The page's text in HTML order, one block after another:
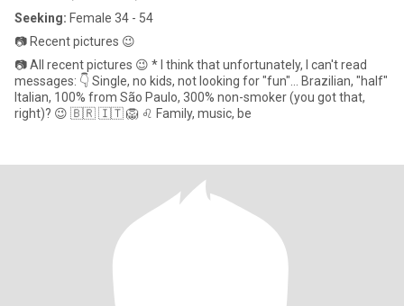
Seeking: Female 34 - 54
📷 Recent pictures 😉
📷 All recent pictures 😉 * I think that unfortunately, I can't read
messages: 👇 Single, no kids, not looking for "fun"... Brazilian, "half"
Italian, 100% from São Paulo, 300% non-smoker (you got that,
right)? 😉 🇧🇷 🇮🇹 🦁 ♌️ Family, music, be